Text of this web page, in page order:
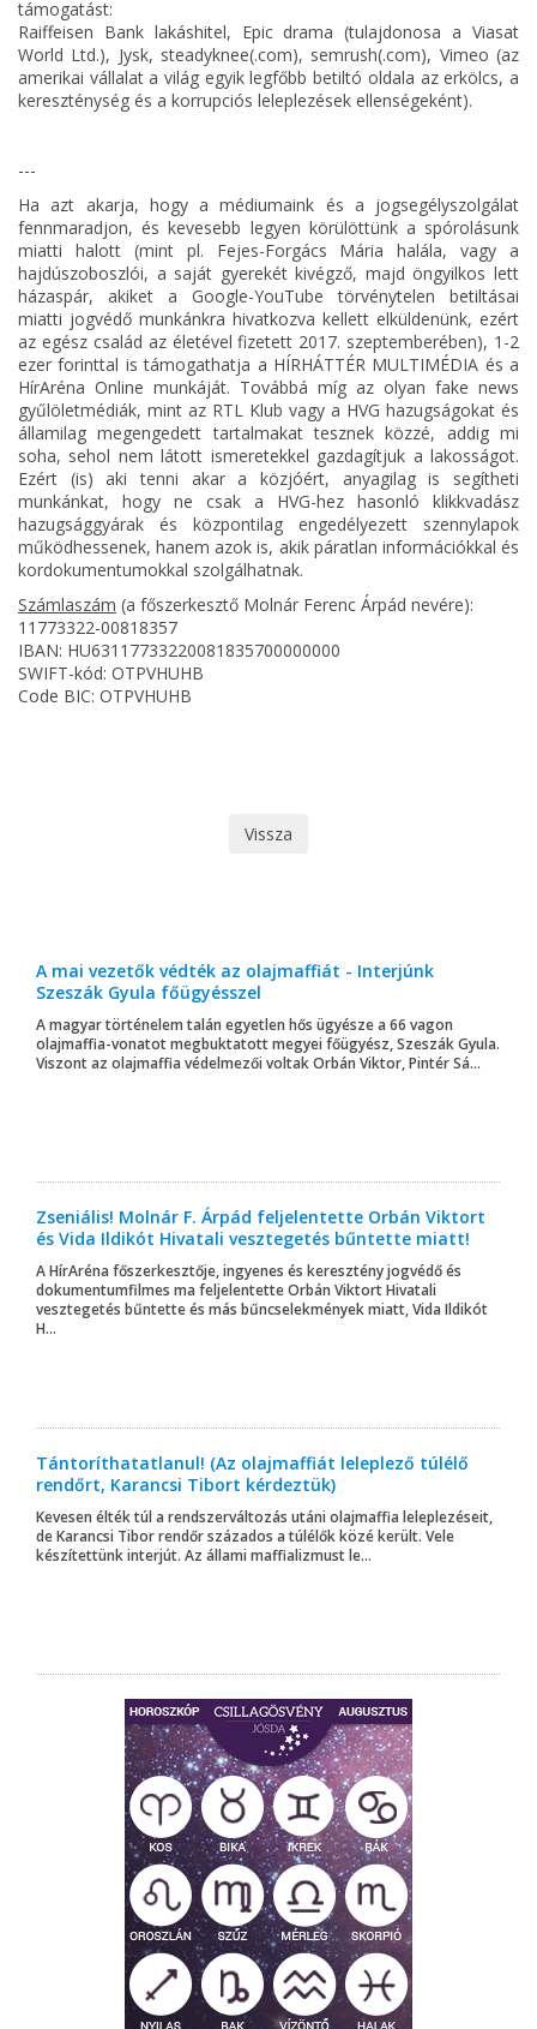
támogatást:
Raiffeisen Bank lakáshitel, Epic drama (tulajdonosa a Viasat
World Ltd.), Jysk, steadyknee(.com), semrush(.com), Vimeo (az
amerikai vállalat a világ egyik legfőbb betiltó oldala az erkölcs, a
kereszténység és a korrupciós leleplezések ellenségeként).
---
Ha azt akarja, hogy a médiumaink és a jogsegélyszolgálat
fennmaradjon, és kevesebb legyen körülöttünk a spórolásunk
miatti halott (mint pl. Fejes-Forgács Mária halála, vagy a
hajdúszoboszlói, a saját gyerekét kivégző, majd öngyilkos lett
házaspár, akiket a Google-YouTube törvénytelen betiltásai
miatti jogvédő munkánkra hivatkozva kellett elküldenünk, ezért
az egész család az életével fizetett 2017. szeptemberében), 1-2
ezer forinttal is támogathatja a HÍRHÁTTÉR MULTIMÉDIA és a
HírAréna Online munkáját. Továbbá míg az olyan fake news
gyűlöletmédiák, mint az RTL Klub vagy a HVG hazugságokat és
államilag megengedett tartalmakat tesznek közzé, addig mi
soha, sehol nem látott ismeretekkel gazdagítjuk a lakosságot.
Ezért (is) aki tenni akar a közjóért, anyagilag is segítheti
munkánkat, hogy ne csak a HVG-hez hasonló klikkvadász
hazugsággyárak és központilag engedélyezett szennylapok
működhessenek, hanem azok is, akik páratlan információkkal és
kordokumentumokkal szolgálhatnak.
Számlaszám (a főszerkesztő Molnár Ferenc Árpád nevére):
11773322-00818357
IBAN: HU63117733220081835700000000
SWIFT-kód: OTPVHUHB
Code BIC: OTPVHUHB
Vissza
A mai vezetők védték az olajmaffiát - Interjúnk
Szeszák Gyula főügyésszel
A magyar történelem talán egyetlen hős ügyésze a 66 vagon
olajmaffia-vonatot megbuktatott megyei főügyész, Szeszák Gyula.
Viszont az olajmaffia védelmezői voltak Orbán Viktor, Pintér Sá...
Zseniális! Molnár F. Árpád feljelentette Orbán Viktort
és Vida Ildikót Hivatali vesztegetés bűntette miatt!
A HírAréna főszerkesztője, ingyenes és keresztény jogvédő és
dokumentumfilmes ma feljelentette Orbán Viktort Hivatali
vesztegetés bűntette és más bűncselekmények miatt, Vida Ildikót
H...
Tántoríthatatlanul! (Az olajmaffiát leleplező túlélő
rendőrt, Karancsi Tibort kérdeztük)
Kevesen élték túl a rendszerváltozás utáni olajmaffia leleplezéseit,
de Karancsi Tibor rendőr százados a túlélők közé került. Vele
készítettünk interjút. Az állami maffializmust le...